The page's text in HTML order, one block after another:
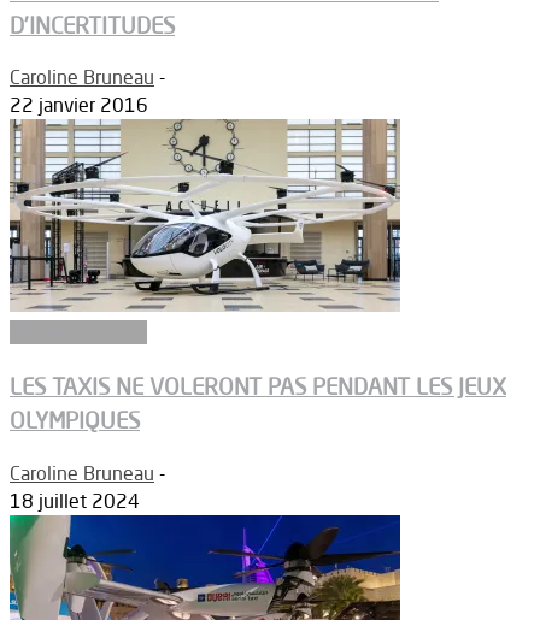
D’INCERTITUDES
Caroline Bruneau -
22 janvier 2016
LES TAXIS NE VOLERONT PAS PENDANT LES JEUX
OLYMPIQUES
Caroline Bruneau -
18 juillet 2024